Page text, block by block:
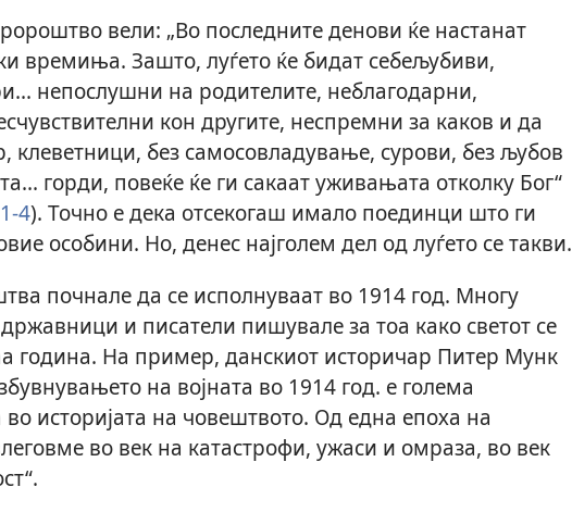
вели: „Во последните денови ќе настанат
времиња. Зашто, луѓето ќе бидат себељубиви,
непослушни на родителите, неблагодарни,
кон другите, неспремни за каков и да
клеветници, без самосовладување, сурови, без љубов
горди, повеќе ќе ги сакаат уживањата отколку Бог“
4). Точно е дека отсекогаш имало поединци што ги
особини. Но, денес најголем дел од луѓето се такви.
почнале да се исполнуваат во 1914 год. Многу
и писатели пишувале за тоа како светот се
година. На пример, данскиот историчар Питер Мунк
на војната во 1914 год. е голема
историјата на човештвото. Од една епоха на
во век на катастрофи, ужаси и омраза, во век